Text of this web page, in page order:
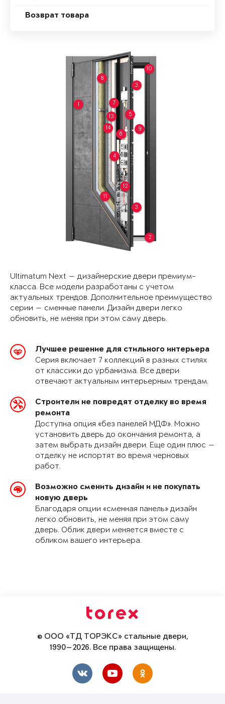
Возврат товара
1
2
3
3
4
5
6
7
8
9
10
11
12
13
14
Ultimatum Next — дизайнерские двери премиум-
класса. Все модели разработаны с учетом
актуальных трендов. Дополнительное преимущество
серии — сменные панели. Дизайн двери легко
обновить, не меняя при этом саму дверь.
Лучшее решение для стильного интерьера
Серия включает 7 коллекций в разных стилях
от классики до урбанизма. Все двери
отвечают актуальным интерьерным трендам.
Строители не повредят отделку во время
ремонта
Доступна опция «без панелей МДФ». Можно
установить дверь до окончания ремонта, а
затем выбрать дизайн двери. Еще один плюс —
отделку не испортят во время черновых
работ.
Возможно сменить дизайн и не покупать
новую дверь
Благодаря опции «сменная панель» дизайн
легко обновить, не меняя при этом саму
дверь. Облик двери меняется вместе с
обликом вашего интерьера.
© ООО «ТД ТОРЭКС» стальные двери,
1990—2026. Все права защищены.